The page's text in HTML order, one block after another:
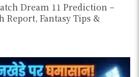
Dream 11 Prediction –
Report, Fantasy Tips &